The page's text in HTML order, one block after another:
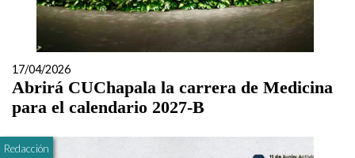
17/04/2026
Abrirá CUChapala la carrera de Medicina
para el calendario 2027-B
Redacción